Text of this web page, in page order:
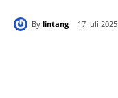
By lintang 17 Juli 2025